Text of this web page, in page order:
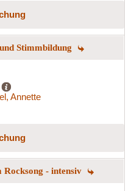
Stimmbildung
Annette
Rocksong - intensiv